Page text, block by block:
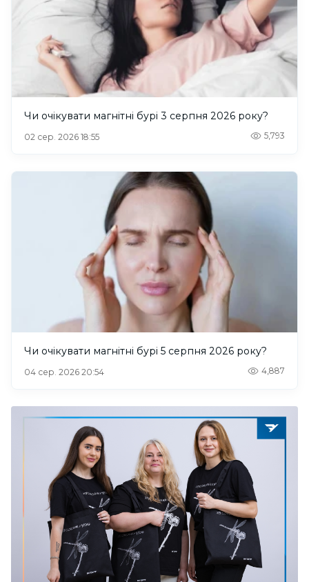
Чи очікувати магнітні бурі 3 серпня 2026 року?
02 сер. 2026 18:55 5,793
Чи очікувати магнітні бурі 5 серпня 2026 року?
04 сер. 2026 20:54 4,887